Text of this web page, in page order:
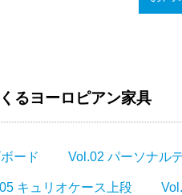
るヨーロピアン家具
ード Vol.02 パーソナル
キュリオケース上段